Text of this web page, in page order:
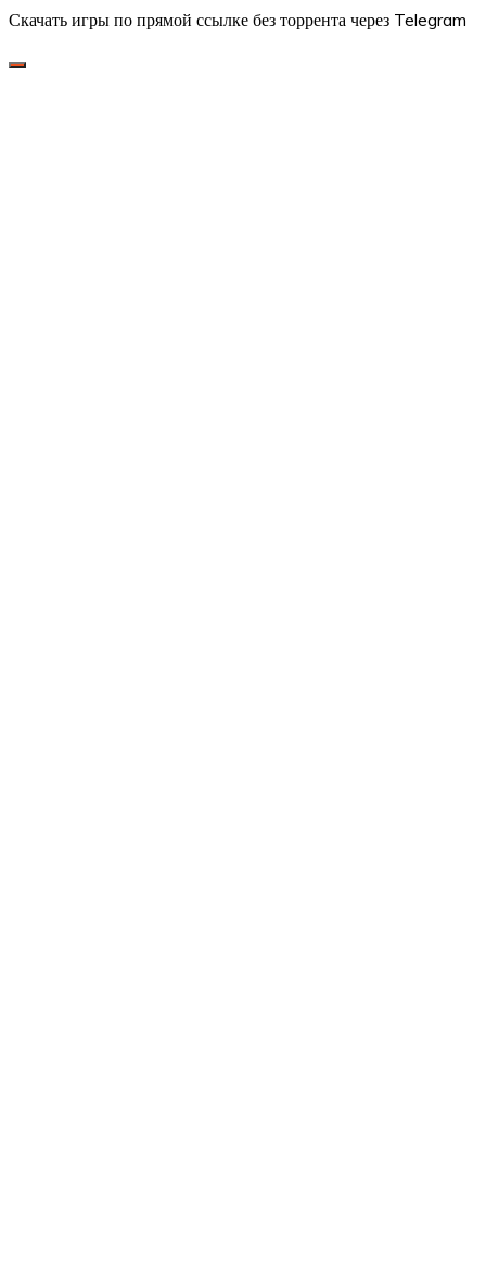
Скачать игры по прямой ссылке без торрента через Telegram